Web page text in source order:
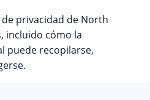
de privacidad de North
incluido cómo la
puede recopilarse,